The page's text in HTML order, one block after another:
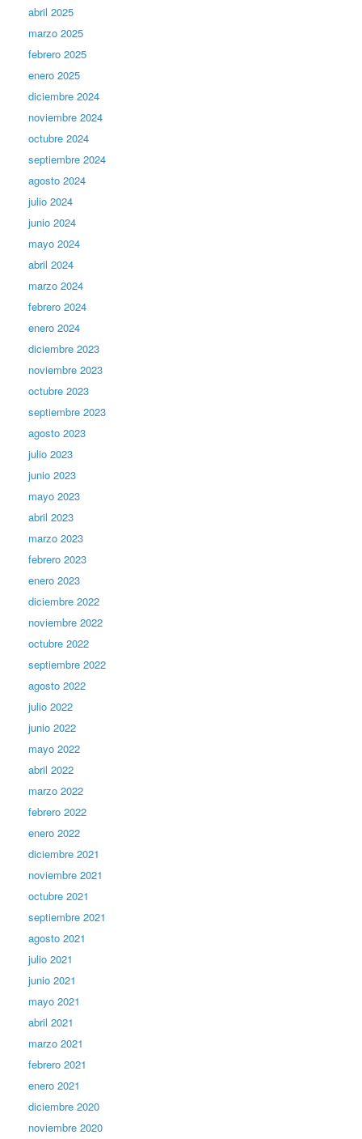
abril 2025
marzo 2025
febrero 2025
enero 2025
diciembre 2024
noviembre 2024
octubre 2024
septiembre 2024
agosto 2024
julio 2024
junio 2024
mayo 2024
abril 2024
marzo 2024
febrero 2024
enero 2024
diciembre 2023
noviembre 2023
octubre 2023
septiembre 2023
agosto 2023
julio 2023
junio 2023
mayo 2023
abril 2023
marzo 2023
febrero 2023
enero 2023
diciembre 2022
noviembre 2022
octubre 2022
septiembre 2022
agosto 2022
julio 2022
junio 2022
mayo 2022
abril 2022
marzo 2022
febrero 2022
enero 2022
diciembre 2021
noviembre 2021
octubre 2021
septiembre 2021
agosto 2021
julio 2021
junio 2021
mayo 2021
abril 2021
marzo 2021
febrero 2021
enero 2021
diciembre 2020
noviembre 2020